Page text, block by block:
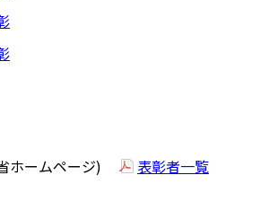
ホームページ)
表彰者一覧